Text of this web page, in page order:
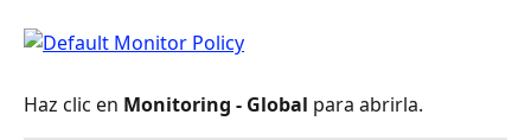
Haz clic en Monitoring - Global para abrirla.